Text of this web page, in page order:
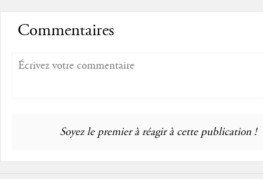
Commentaires
Soyez le premier à réagir à cette publication !